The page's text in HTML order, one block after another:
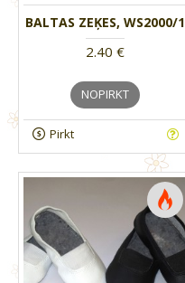
BALTAS ZEĶES, WS2000/1
2.40 €
NOPIRKT
Pirkt